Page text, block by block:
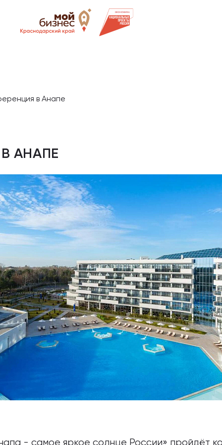
в Анапе
АНАПЕ
- самое яркое солнце России» пройдёт